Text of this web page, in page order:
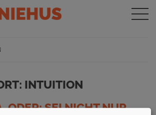
INTUITION
ODER: SEI NICHT NUR